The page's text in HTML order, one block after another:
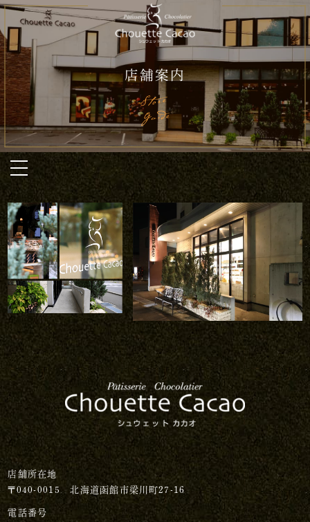
店舗案内
Store
Guide
店舗所在地
〒040-0015 北海道函館市梁川町27-16
電話番号